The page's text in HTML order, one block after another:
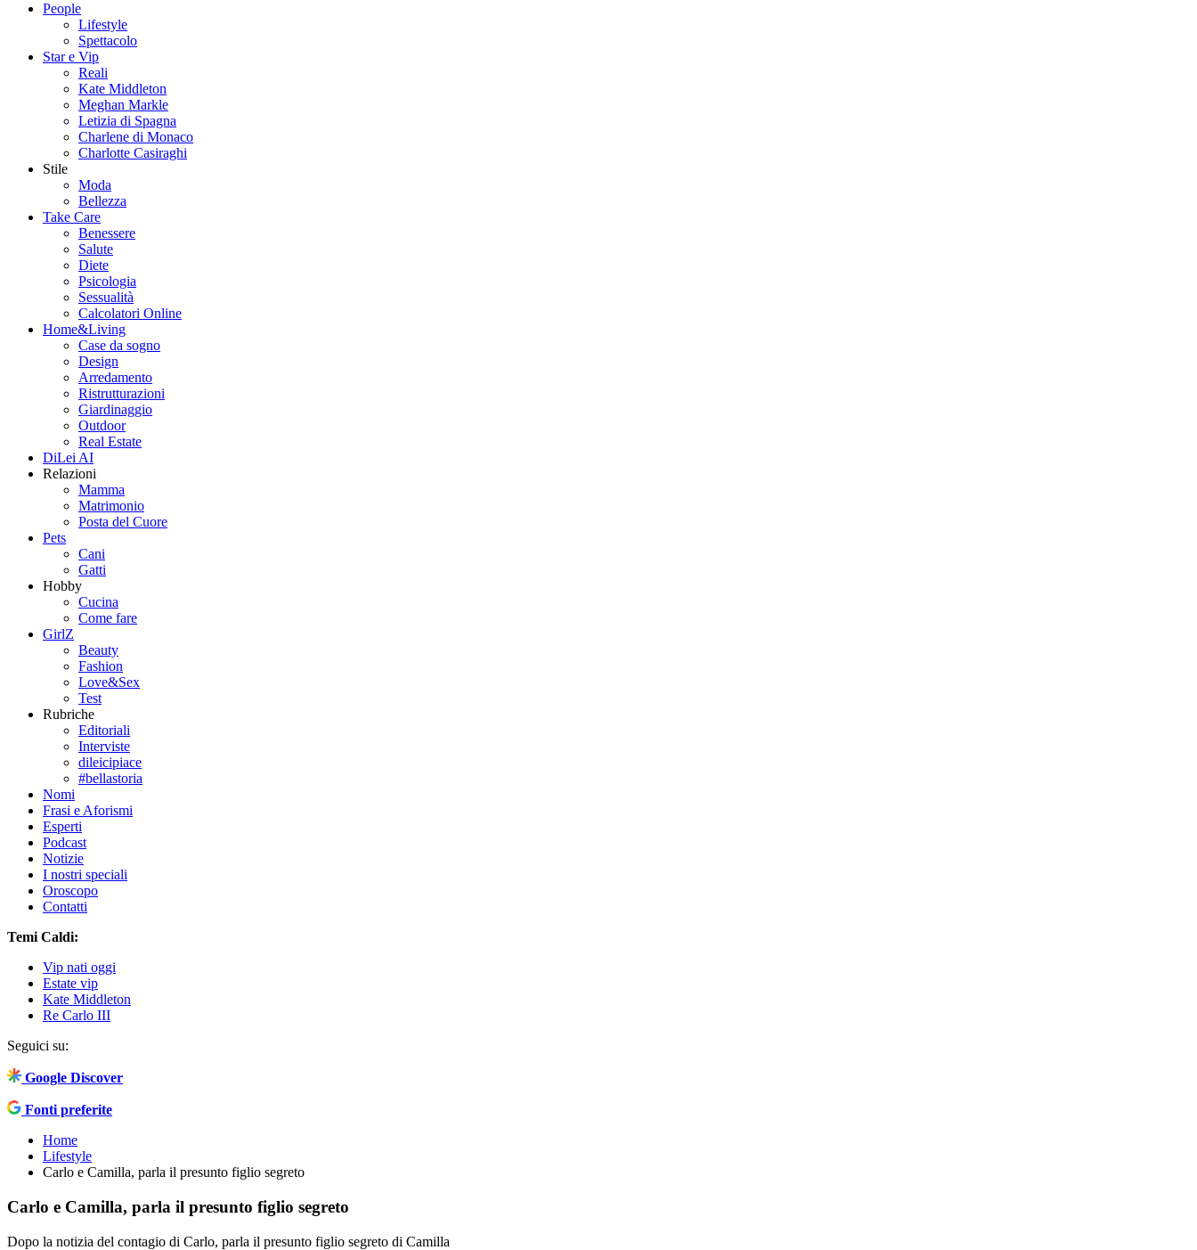
People
Lifestyle
Spettacolo
Star e Vip
Reali
Kate Middleton
Meghan Markle
Letizia di Spagna
Charlene di Monaco
Charlotte Casiraghi
Stile
Moda
Bellezza
Take Care
Benessere
Salute
Diete
Psicologia
Sessualità
Calcolatori Online
Home&Living
Case da sogno
Design
Arredamento
Ristrutturazioni
Giardinaggio
Outdoor
Real Estate
DiLei AI
Relazioni
Mamma
Matrimonio
Posta del Cuore
Pets
Cani
Gatti
Hobby
Cucina
Come fare
GirlZ
Beauty
Fashion
Love&Sex
Test
Rubriche
Editoriali
Interviste
dileicipiace
#bellastoria
Nomi
Frasi e Aforismi
Esperti
Podcast
Notizie
I nostri speciali
Oroscopo
Contatti
Temi Caldi:
Vip nati oggi
Estate vip
Kate Middleton
Re Carlo III
Seguici su:
Google Discover
Fonti preferite
Home
Lifestyle
Carlo e Camilla, parla il presunto figlio segreto
Carlo e Camilla, parla il presunto figlio segreto
Dopo la notizia del contagio di Carlo, parla il presunto figlio segreto di Camilla